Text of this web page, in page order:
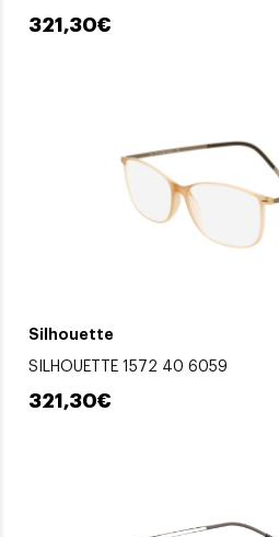
321,30€
Silhouette
SILHOUETTE 1572 40 6059
321,30€